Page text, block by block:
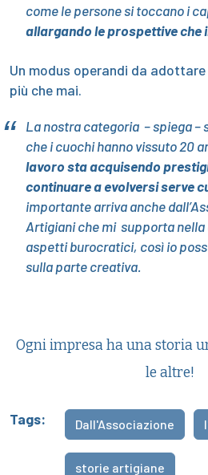
come le persone si toccano i
allargando le prospettive che
Un modus operandi da
più che mai.
La nostra categoria – spiega –
che i cuochi hanno vissuto 20
lavoro sta acquisendo
continuare a evolversi serve
importante arriva anche
Artigiani che mi supporta nella
aspetti burocratici, così io
sulla parte creativa.
Ogni impresa ha una storia
le altre!
Tags: Dall'Associazione
storie artigiane